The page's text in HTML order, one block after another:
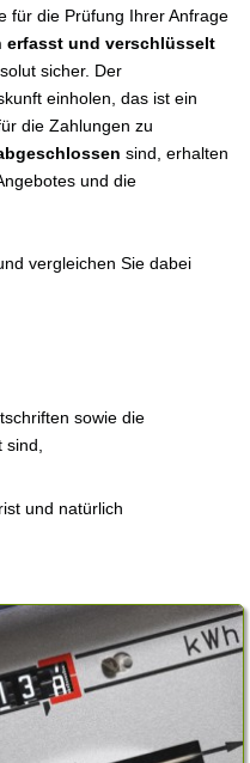
für die Prüfung Ihrer Anfrage
erfasst und verschlüsselt
sicher. Der
einholen, das ist ein
die Zahlungen zu
sind, erhalten
und die
vergleichen Sie dabei
sowie die
und natürlich